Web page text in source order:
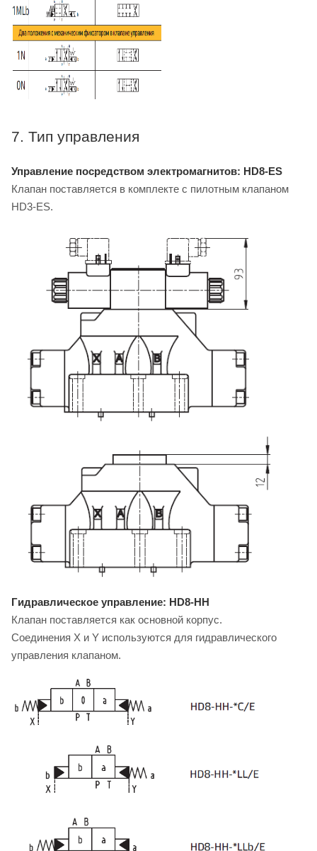
7. Тип управления
Управление посредством электромагнитов: HD8-ES
Клапан поставляется в комплекте с пилотным клапаном
HD3-ES.
Гидравлическое управление: HD8-HH
Клапан поставляется как основной корпус.
Соединения X и Y используются для гидравлического
управления клапаном.